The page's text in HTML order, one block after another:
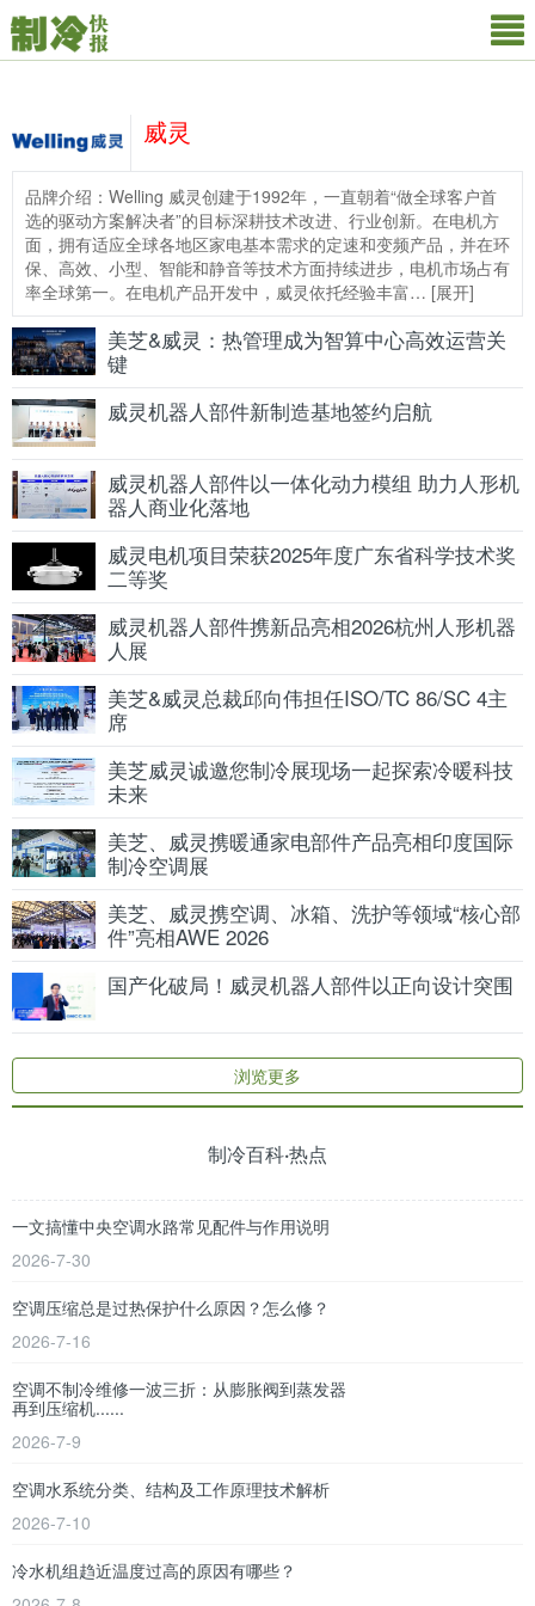
威灵
品牌介绍：Welling 威灵创建于1992年，一直朝着“做全球客户首
选的驱动方案解决者”的目标深耕技术改进、行业创新。在电机方
面，拥有适应全球各地区家电基本需求的定速和变频产品，并在环
保、高效、小型、智能和静音等技术方面持续进步，电机市场占有
率全球第一。在电机产品开发中，威灵依托经验丰富… [展开]
美芝&威灵：热管理成为智算中心高效运营关
键
威灵机器人部件新制造基地签约启航
威灵机器人部件以一体化动力模组 助力人形机
器人商业化落地
威灵电机项目荣获2025年度广东省科学技术奖
二等奖
威灵机器人部件携新品亮相2026杭州人形机器
人展
美芝&威灵总裁邱向伟担任ISO/TC 86/SC 4主
席
美芝威灵诚邀您制冷展现场一起探索冷暖科技
未来
美芝、威灵携暖通家电部件产品亮相印度国际
制冷空调展
美芝、威灵携空调、冰箱、洗护等领域“核心部
件”亮相AWE 2026
国产化破局！威灵机器人部件以正向设计突围
浏览更多
制冷百科·热点
一文搞懂中央空调水路常见配件与作用说明
2026-7-30
空调压缩总是过热保护什么原因？怎么修？
2026-7-16
空调不制冷维修一波三折：从膨胀阀到蒸发器
再到压缩机......
2026-7-9
空调水系统分类、结构及工作原理技术解析
2026-7-10
冷水机组趋近温度过高的原因有哪些？